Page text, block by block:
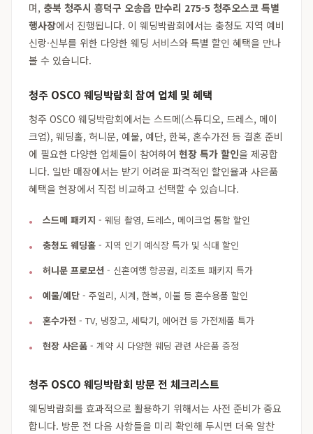
며, 충북 청주시 흥덕구 오송읍 만수리 275-5 청주오스코 특별
행사장에서 진행됩니다. 이 웨딩박람회에서는 충청도 지역 예비
신랑·신부를 위한 다양한 웨딩 서비스와 특별 할인 혜택을 만나
볼 수 있습니다.
청주 OSCO 웨딩박람회 참여 업체 및 혜택
청주 OSCO 웨딩박람회에서는 스드메(스튜디오, 드레스, 메이
크업), 웨딩홀, 허니문, 예물, 예단, 한복, 혼수가전 등 결혼 준비
에 필요한 다양한 업체들이 참여하여 현장 특가 할인을 제공합
니다. 일반 매장에서는 받기 어려운 파격적인 할인율과 사은품
혜택을 현장에서 직접 비교하고 선택할 수 있습니다.
스드메 패키지 - 웨딩 촬영, 드레스, 메이크업 통합 할인
충청도 웨딩홀 - 지역 인기 예식장 특가 및 식대 할인
허니문 프로모션 - 신혼여행 항공권, 리조트 패키지 특가
예물/예단 - 주얼리, 시계, 한복, 이불 등 혼수용품 할인
혼수가전 - TV, 냉장고, 세탁기, 에어컨 등 가전제품 특가
현장 사은품 - 계약 시 다양한 웨딩 관련 사은품 증정
청주 OSCO 웨딩박람회 방문 전 체크리스트
웨딩박람회를 효과적으로 활용하기 위해서는 사전 준비가 중요
합니다. 방문 전 다음 사항들을 미리 확인해 두시면 더욱 알찬